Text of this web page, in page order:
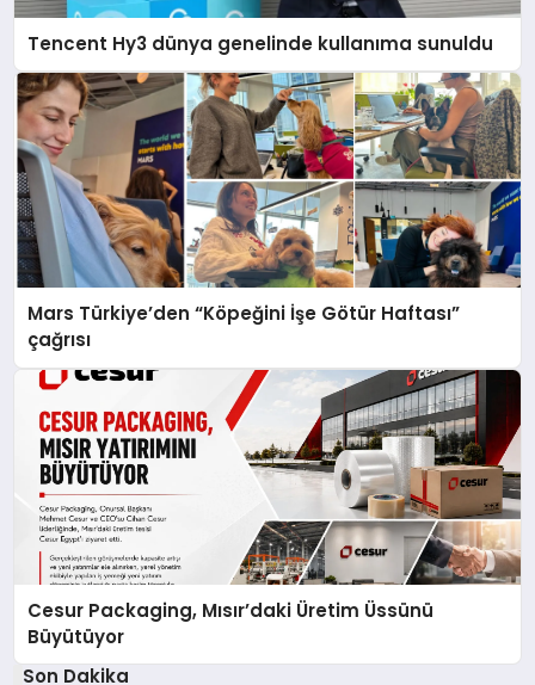
Tencent Hy3 dünya genelinde kullanıma sunuldu
Mars Türkiye’den “Köpeğini İşe Götür Haftası”
çağrısı
Cesur Packaging, Mısır’daki Üretim Üssünü
Büyütüyor
Son Dakika